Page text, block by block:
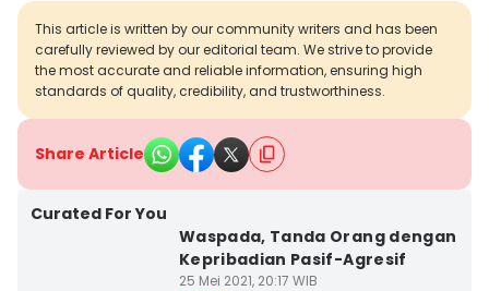
This article is written by our community writers and has been
carefully reviewed by our editorial team. We strive to provide
the most accurate and reliable information, ensuring high
standards of quality, credibility, and trustworthiness.
Share Article
Curated For You
Waspada, Tanda Orang dengan
Kepribadian Pasif-Agresif
25 Mei 2021, 20:17 WIB